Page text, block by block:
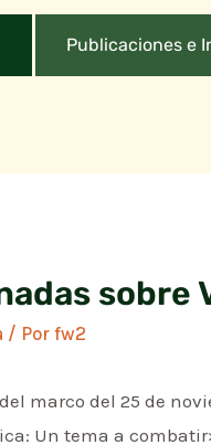
Publicaciones e
sobre
/ Porfw2
marco del 25 de
Un tema a